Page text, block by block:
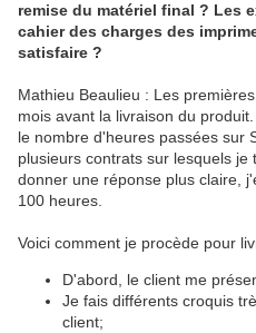
remise du matériel final ? Les
cahier des charges des
satisfaire ?
Mathieu Beaulieu : Les
mois avant la livraison du
le nombre d'heures passées sur
plusieurs contrats sur lesquels
donner une réponse plus claire,
100 heures.
Voici comment je procède pour
D'abord, le client me
Je fais différents croquis
client;